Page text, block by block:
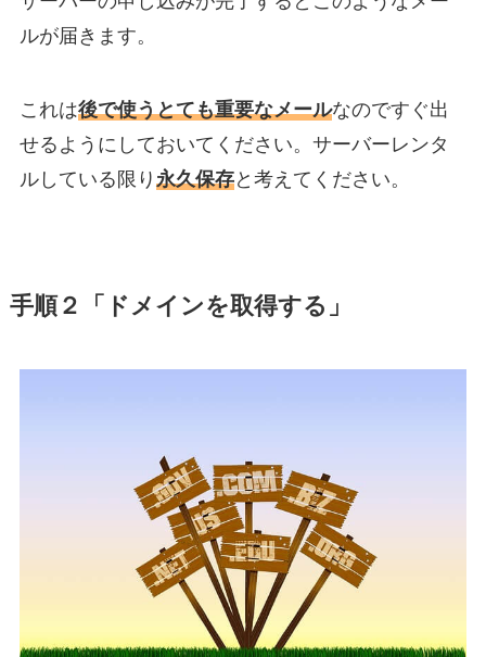
ルが届きます。
これは後で使うとても重要なメールなのですぐ出
せるようにしておいてください。サーバーレンタ
ルしている限り 永久保存と考えてください。
手順２「ドメインを取得する」